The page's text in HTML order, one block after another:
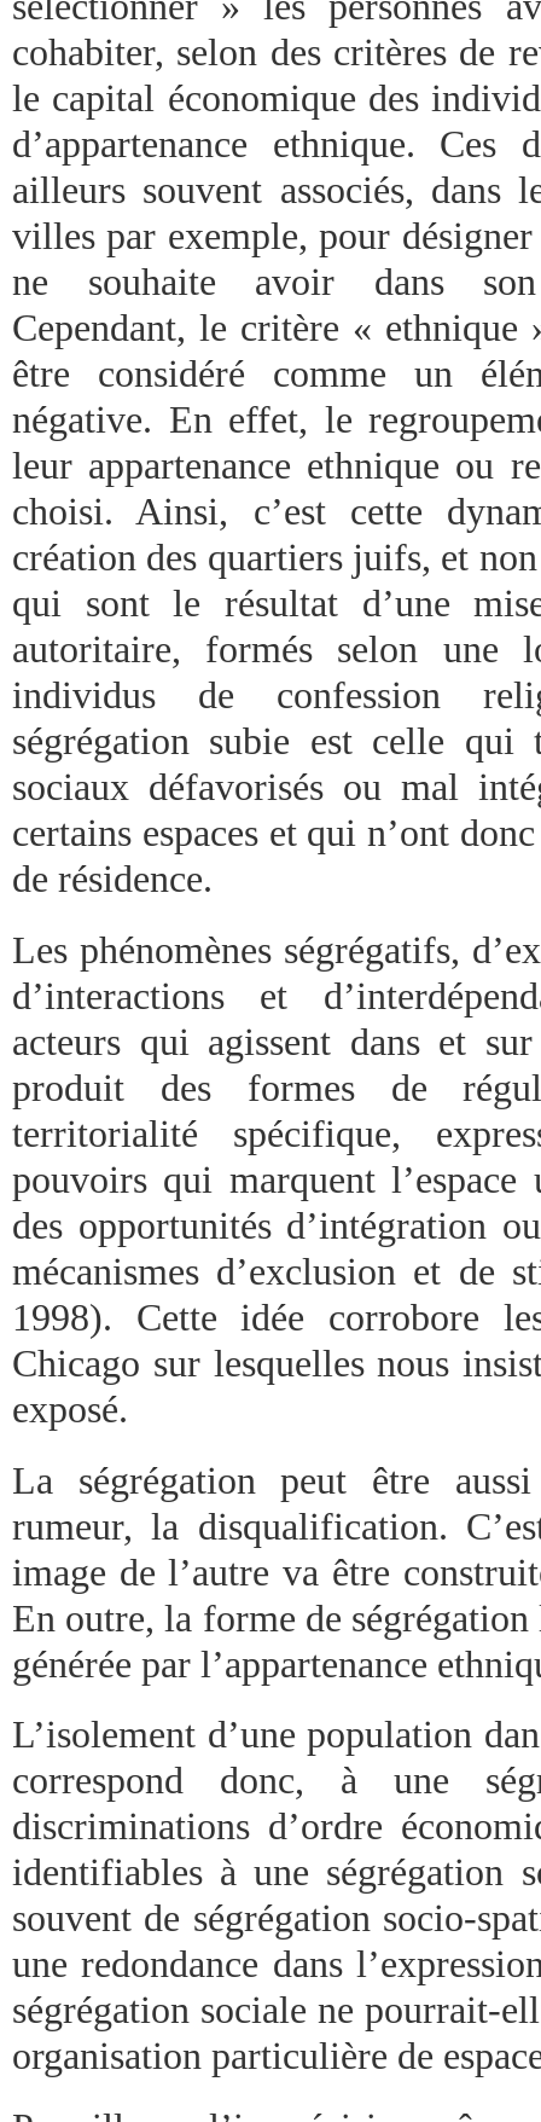
cohabiter, selon des critères de
le capital économique des
d’appartenance ethnique.
ailleurs souvent associés, dans
villes par exemple, pour
ne souhaite avoir dans
Cependant, le critère « ethnique
être considéré comme un
négative. En effet, le
leur appartenance ethnique ou
choisi. Ainsi, c’est cette
création des quartiers juifs, et
qui sont le résultat d’une
autoritaire, formés selon une
individus de confession
ségrégation subie est celle qui
sociaux défavorisés ou mal
certains espaces et qui n’ont
de résidence.
Les phénomènes ségrégatifs,
d’interactions et
acteurs qui agissent dans et
produit des formes de
territorialité spécifique,
pouvoirs qui marquent l’espace
des opportunités d’intégration
mécanismes d’exclusion et de
1998). Cette idée corrobore
Chicago sur lesquelles nous
exposé.
La ségrégation peut être
rumeur, la disqualification.
image de l’autre va être
En outre, la forme de
générée par l’appartenance
L’isolement d’une population
correspond donc, à une
discriminations d’ordre
identifiables à une ségrégation
souvent de ségrégation socio-
une redondance dans
ségrégation sociale ne pourrait-
organisation particulière de